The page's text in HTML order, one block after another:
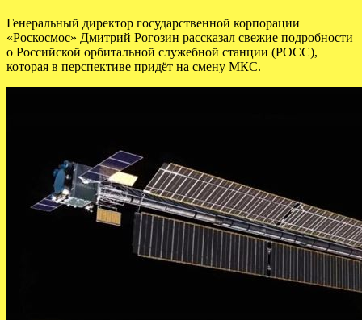
Генеральный директор государственной корпорации
«Роскосмос» Дмитрий Рогозин рассказал свежие подробности
о Российской орбитальной служебной станции (РОСС),
которая в перспективе придёт на смену МКС.